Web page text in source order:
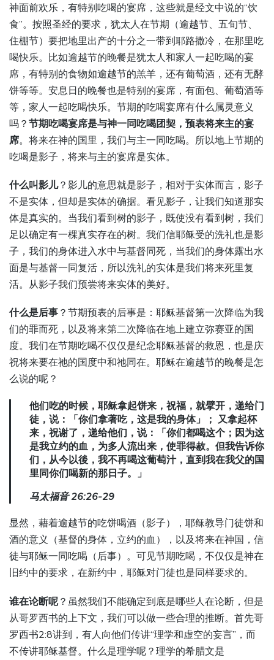
神面前欢乐，有特别吃喝的宴席，这些就是经文中说的“饮
食”。按照圣经的要求，犹太人在节期（逾越节、五旬节、
住棚节）要把地里出产的十分之一带到耶路撒冷，在那里吃
喝快乐。比如逾越节的晚餐是犹太人和家人一起吃喝的宴
席，有特别的食物如逾越节的羔羊，还有葡萄酒，还有无酵
饼等等。安息日的晚餐也是特别的宴席，有面包、葡萄酒等
等，家人一起吃喝快乐。节期的吃喝宴席有什么属灵意义
吗？节期吃喝宴席是与神一同吃喝团契，预表将来主的宴
席。将来在神的国里，我们与主一同吃喝。所以地上节期的
吃喝是影子，将来与主的宴席是实体。
什么叫影儿？影儿的意思就是影子，相对于实体而言，影子
不是实体，但却是实体的确据。看见影子，让我们知道那实
体是真实的。当我们看到树的影子，既使没有看到树，我们
足以确定有一棵真实存在的树。我们信耶稣受的洗礼也是影
子，我们的身体进入水中与基督同死，当我们的身体露出水
面是与基督一同复活，所以洗礼的实体是我们将来死里复
活。从影子我们预尝将来实体的美好。
什么是后事？节期预表的后事是：耶稣基督第一次降临为我
们的罪而死，以及将来第二次降临在地上建立弥赛亚的国
度。我们在节期吃喝不仅仅是纪念耶稣基督的救恩，也是庆
祝将来要在祂的国度中和祂同在。耶稣在逾越节的晚餐是怎
么说的呢？
他们吃的时候，耶稣拿起饼来，祝福，就擘开，递给门
徒，说：「你们拿著吃，这是我的身体」； 又拿起杯
来，祝谢了，递给他们，说：「你们都喝这个；因为这
是我立约的血，为多人流出来，使罪得赦。但我告诉你
们，从今以後，我不再喝这葡萄汁，直到我在我父的国
里同你们喝新的那日子。」
马太福音 26:26-29
显然，藉着逾越节的吃饼喝酒（影子），耶稣教导门徒饼和
酒的意义（基督的身体，立约的血），以及将来在神国，信
徒与耶稣一同吃喝（后事）。可见节期吃喝，不仅仅是神在
旧约中的要求，在新约中，耶稣对门徒也是同样要求的。
谁在论断呢？虽然我们不能确定到底是哪些人在论断，但是
从哥罗西书的上下文，我们可以做一些合理的推断。首先哥
罗西书2:8讲到，有人向他们传讲“理学和虚空的妄言”，而
不传讲耶稣基督。什么是理学呢？理学的希腊文是